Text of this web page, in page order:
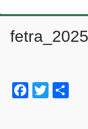
Fa
T